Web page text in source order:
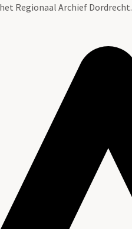
Regionaal Archief Dordrecht.